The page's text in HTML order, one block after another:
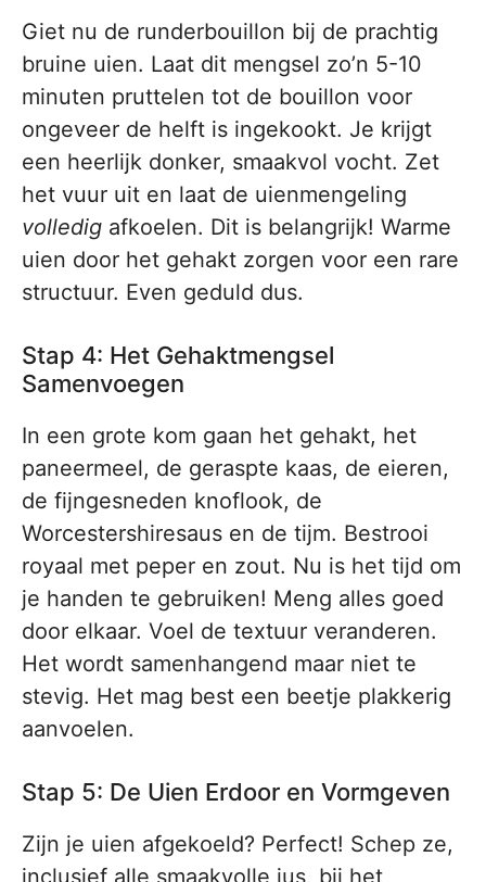
Giet nu de runderbouillon bij de prachtig
bruine uien. Laat dit mengsel zo’n 5-10
minuten pruttelen tot de bouillon voor
ongeveer de helft is ingekookt. Je krijgt
een heerlijk donker, smaakvol vocht. Zet
het vuur uit en laat de uienmengeling
volledig afkoelen. Dit is belangrijk! Warme
uien door het gehakt zorgen voor een rare
structuur. Even geduld dus.
Stap 4: Het Gehaktmengsel
Samenvoegen
In een grote kom gaan het gehakt, het
paneermeel, de geraspte kaas, de eieren,
de fijngesneden knoflook, de
Worcestershiresaus en de tijm. Bestrooi
royaal met peper en zout. Nu is het tijd om
je handen te gebruiken! Meng alles goed
door elkaar. Voel de textuur veranderen.
Het wordt samenhangend maar niet te
stevig. Het mag best een beetje plakkerig
aanvoelen.
Stap 5: De Uien Erdoor en Vormgeven
Zijn je uien afgekoeld? Perfect! Schep ze,
inclusief alle smaakvolle jus, bij het